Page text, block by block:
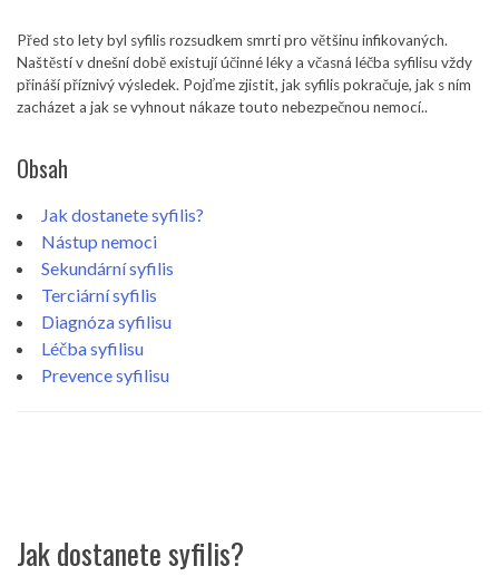
Před sto lety byl syfilis rozsudkem smrti pro většinu infikovaných.
Naštěstí v dnešní době existují účinné léky a včasná léčba syfilisu vždy
přináší příznivý výsledek. Pojďme zjistit, jak syfilis pokračuje, jak s ním
zacházet a jak se vyhnout nákaze touto nebezpečnou nemocí..
Obsah
Jak dostanete syfilis?
Nástup nemoci
Sekundární syfilis
Terciární syfilis
Diagnóza syfilisu
Léčba syfilisu
Prevence syfilisu
Jak dostanete syfilis?